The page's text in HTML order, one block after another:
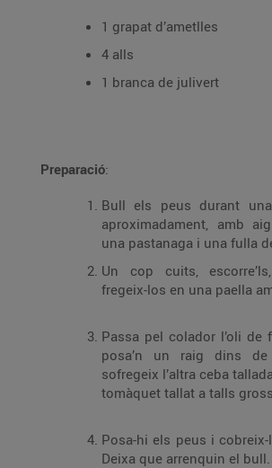
1 grapat d’ametlles
4 alls
1 branca de julivert
Preparació:
Bull els peus durant
aproximadament, amb
una pastanaga i una fulla
Un cop cuits,
fregeix-los en una paella
Passa pel colador l’oli de
posa’n un raig dins
sofregeix l’altra ceba
tomàquet tallat a talls
Posa-hi els peus i
Deixa que arrenquin el bull.